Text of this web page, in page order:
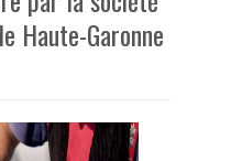
Haute-Garonne